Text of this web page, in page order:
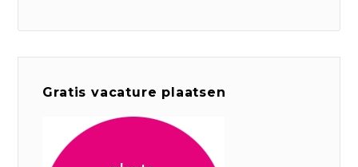
Gratis vacature plaatsen